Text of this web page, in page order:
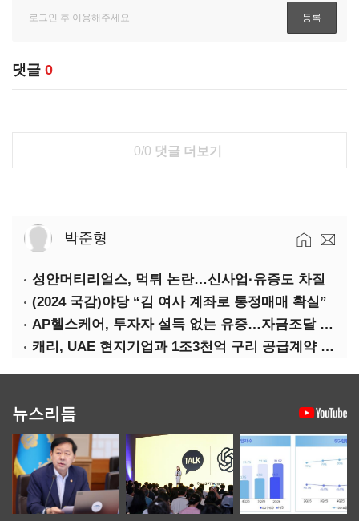
댓글 0
0/0 댓글 더보기
박준형
성안머티리얼스, 먹튀 논란…신사업·유증도 차질
(2024 국감)야당 “김 여사 계좌로 통정매매 확실”
AP헬스케어, 투자자 설득 없는 유증…자금조달 ‘빨간불’
캐리, UAE 현지기업과 1조3천억 구리 공급계약 체결
뉴스리듬